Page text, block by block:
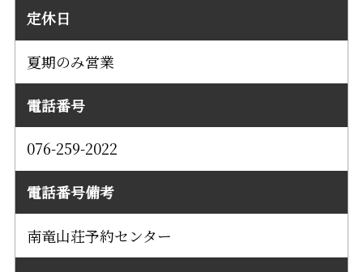
定休日
夏期のみ営業
電話番号
076-259-2022
電話番号備考
南竜山荘予約センター